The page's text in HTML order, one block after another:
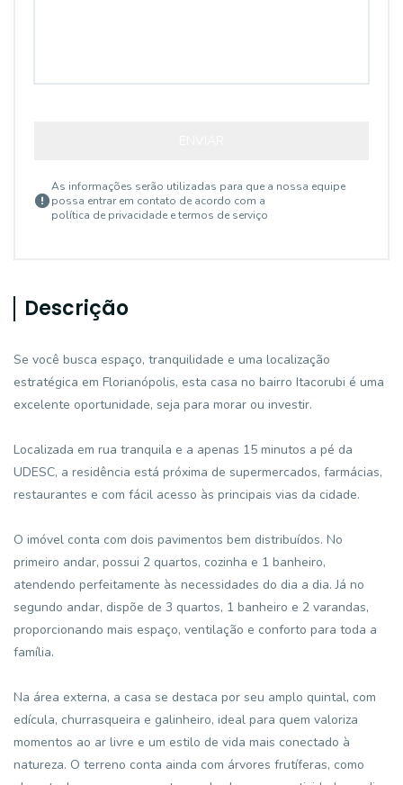
As informações serão utilizadas para que a nossa equipe
possa entrar em contato de acordo com a
política de privacidade e termos de serviço
Descrição
Se você busca espaço, tranquilidade e uma localização
estratégica em Florianópolis, esta casa no bairro Itacorubi é uma
excelente oportunidade, seja para morar ou investir.
Localizada em rua tranquila e a apenas 15 minutos a pé da
UDESC, a residência está próxima de supermercados, farmácias,
restaurantes e com fácil acesso às principais vias da cidade.
O imóvel conta com dois pavimentos bem distribuídos. No
primeiro andar, possui 2 quartos, cozinha e 1 banheiro,
atendendo perfeitamente às necessidades do dia a dia. Já no
segundo andar, dispõe de 3 quartos, 1 banheiro e 2 varandas,
proporcionando mais espaço, ventilação e conforto para toda a
família.
Na área externa, a casa se destaca por seu amplo quintal, com
edícula, churrasqueira e galinheiro, ideal para quem valoriza
momentos ao ar livre e um estilo de vida mais conectado à
natureza. O terreno conta ainda com árvores frutíferas, como